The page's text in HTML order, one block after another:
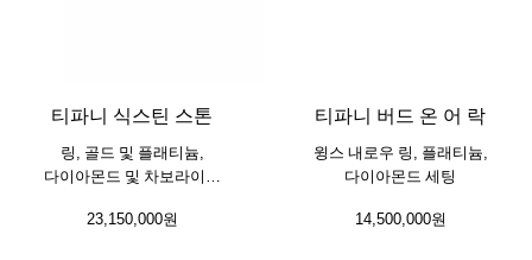
티파니 식스틴 스톤
링, 골드 및 플래티늄,
다이아몬드 및 차보라이트
23,150,000원
티파니 버드 온 어 락
윙스 내로우 링, 플래티늄,
다이아몬드 세팅
14,500,000원